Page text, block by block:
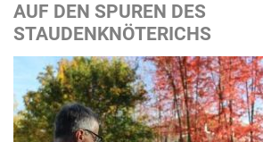
AUF DEN SPUREN DES
STAUDENKNÖTERICHS